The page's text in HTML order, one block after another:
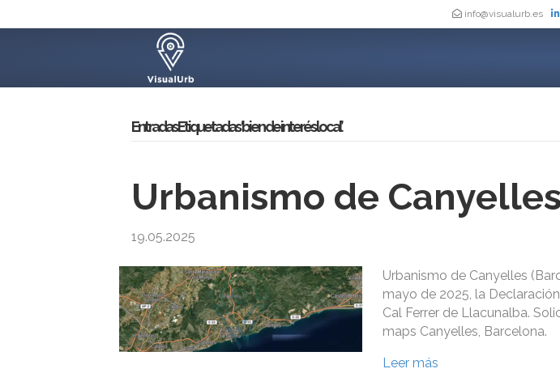
info@visualurb.es
Entradas Etiquetadas ‘bien de interés local’
Urbanismo de
19.05.2025
Urbanismo de Canyelles
mayo de 2025, la
Cal Ferrer de Llacunalba.
maps Canyelles, Barcelona.
Leer más